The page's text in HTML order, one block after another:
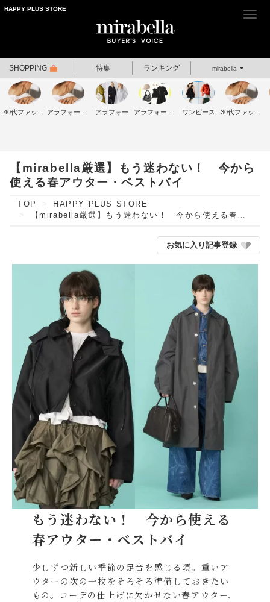
HAPPY PLUS STORE
SHOPPING 特集 ランキング mirabella
アラフォー ワンピース
【mirabella厳選】もう迷わない！ 今から
使える春アウター・ベストバイ
TOP
HAPPY PLUS STORE
【mirabella厳選】もう迷わない！ 今から使える春アウター・ベストバイ
お気に入り記事登録
もう迷わない！ 今から使える
春アウター・ベストバイ
少しずつ新しい季節の足音を感じる頃。重いア
ウターの次の一枚をそろそろ準備しておきたい
もの。コーデの仕上げに欠かせない春アウター、